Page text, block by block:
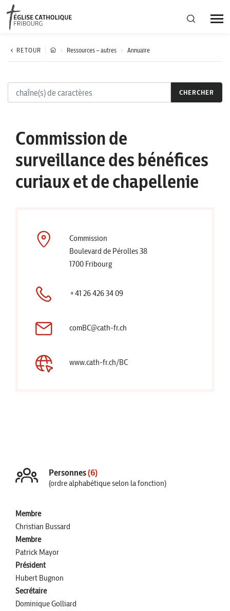
Région diocésaine
Actualités
RETOUR Ressources – autres Annuaire
CHERCHER
Commission de
surveillance des bénéfices
curiaux et de chapellenie
Commission
Boulevard de Pérolles 38
1700 Fribourg
+41 26 426 34 09
comBC@cath-fr.ch
www.cath-fr.ch/BC
Personnes(6)
(ordre alphabétique selon la fonction)
Membre
Christian Bussard
Membre
Patrick Mayor
Président
Hubert Bugnon
Secrétaire
Dominique Golliard